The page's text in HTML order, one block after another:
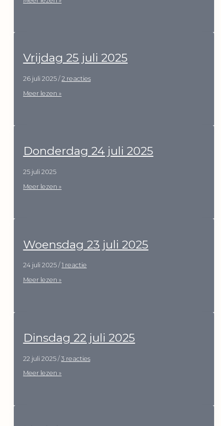
Vrijdag 25 juli 2025
26 juli 2025 / 2 reacties
Vrijdag
Meer lezen »
Donderdag 24 juli 2025
25 juli 2025
Donderdag
Meer lezen »
Woensdag 23 juli 2025
24 juli 2025 / 1 reactie
Woensdag
Meer lezen »
Dinsdag 22 juli 2025
22 juli 2025 / 3 reacties
Dinsdag
Meer lezen »